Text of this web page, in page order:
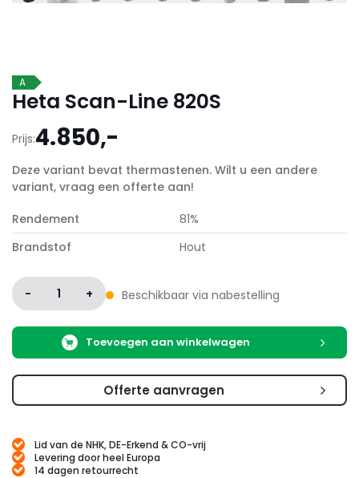
A
Heta Scan-Line 820S
Prijs:4.850,-
Deze variant bevat thermastenen. Wilt u een andere
variant, vraag een offerte aan!
Rendement
81%
Brandstof
Hout
- 1 + Beschikbaar via nabestelling
Toevoegen aan winkelwagen
Offerte aanvragen
Lid van de NHK, DE-Erkend & CO-vrij
Levering door heel Europa
14 dagen retourrecht